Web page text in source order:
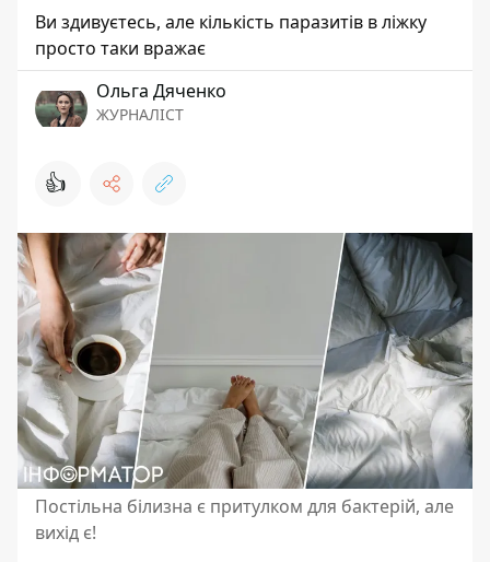
Ви здивуєтесь, але кількість паразитів в ліжку
просто таки вражає
Ольга Дяченко
ЖУРНАЛІСТ
👍
Постільна білизна є притулком для бактерій, але
вихід є!